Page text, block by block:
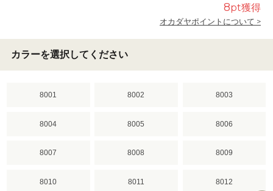
8pt獲得
オカダヤポイントについて >
カラーを選択してください
8001 8002 8003
8004 8005 8006
8007 8008 8009
8010 8011 8012